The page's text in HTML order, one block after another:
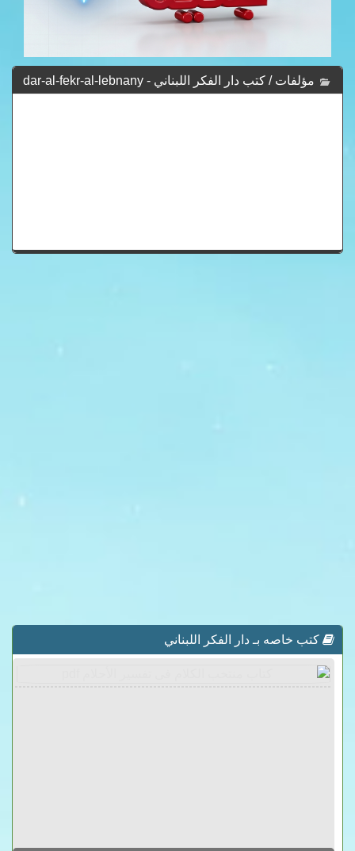
مؤلفات / كتب دار الفكر اللبناني - dar-al-fekr-al-lebnany
كتب خاصه بـ دار الفكر اللبناني